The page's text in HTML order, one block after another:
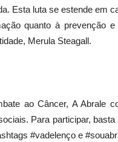
Esta luta se estende em
quanto à prevenção
Merula Steagall.
ao Câncer, A Abrale
Para participar,
#vadelenço e